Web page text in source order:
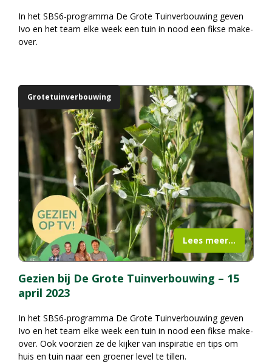
In het SBS6-programma De Grote Tuinverbouwing geven
Ivo en het team elke week een tuin in nood een fikse make-
over.
Gezien bij De Grote Tuinverbouwing – 15
april 2023
Grotetuinverbouwing
In het SBS6-programma De Grote Tuinverbouwinggeven
Ivo en het team elke week een tuin in nood een fikse make-
over. Ook voorzien ze de kijker van inspiratie en tips om
huis en tuin naar een groener level te tillen.
Lees meer...